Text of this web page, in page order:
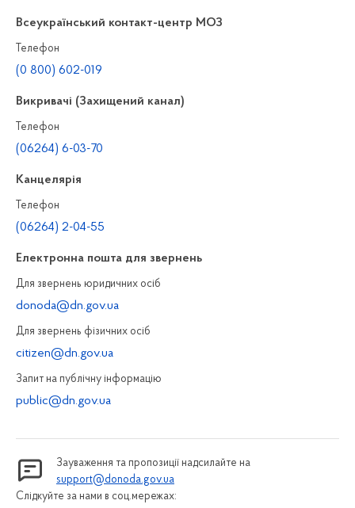
Всеукраїнський контакт-центр МОЗ
Телефон
(0 800) 602-019
Викривачі (Захищений канал)
Телефон
(06264) 6-03-70
Канцелярiя
Телефон
(06264) 2-04-55
Електронна пошта для звернень
Для звернень юридичних осiб
donoda@dn.gov.ua
Для звернень фізичних осiб
citizen@dn.gov.ua
Запит на публiчну інформацiю
public@dn.gov.ua
Зауваження та пропозиції надсилайте на
support@donoda.gov.ua
Слідкуйте за нами в соц.мережах: